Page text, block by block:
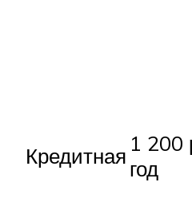
Кредитная 1 200
год